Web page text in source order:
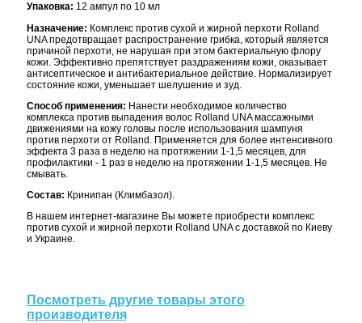
Упаковка: 12 ампул по 10 мл
Назначение: Комплекс против сухой и жирной перхоти Rolland
UNA предотвращает распространение грибка, который является
причиной перхоти, не нарушая при этом бактериальную флору
кожи. Эффективно препятствует раздражениям кожи, оказывает
антисептическое и антибактериальное действие. Нормализирует
состояние кожи, уменьшает шелушение и зуд.
Способ применения: Нанести необходимое количество
комплекса против выпадения волос Rolland UNA массажными
движениями на кожу головы после использования шампуня
против перхоти от Rolland. Применяется для более интенсивного
эффекта 3 раза в неделю на протяжении 1-1,5 месяцев, для
профилактики - 1 раз в неделю на протяжении 1-1,5 месяцев. Не
смывать.
Состав: Кринипан (Климбазол).
В нашем интернет-магазине Вы можете приобрести комплекс
против сухой и жирной перхоти Rolland UNA с доставкой по Киеву
и Украине.
Посмотреть другие товары этого
производителя